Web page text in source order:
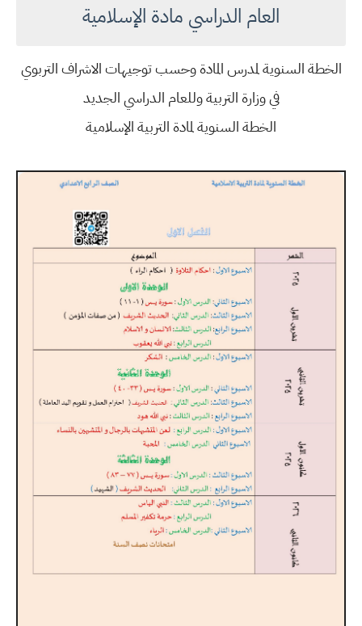
العام الدراسي مادة الإسلامية
الخطة السنوية لمدرس المادة وحسب توجيهات الاشراف التربوي
في وزارة التربية وللعام الدراسي الجديد
الخطة السنوية لمادة التربية الإسلامية